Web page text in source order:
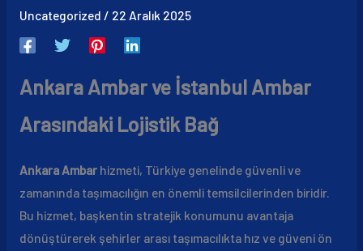
Uncategorized / 22 Aralık 2025
Ankara Ambar ve İstanbul Ambar
Arasındaki Lojistik Bağ
Ankara Ambarhizmeti, Türkiye genelinde güvenli ve
zamanında taşımacılığın en önemli temsilcilerinden biridir.
Bu hizmet, başkentin stratejik konumunu avantaja
dönüştürerek şehirler arası taşımacılıkta hız ve güveni ön